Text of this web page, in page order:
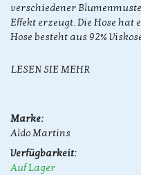
verschiedener
Effekt erzeugt. Die Hose hat
Hose besteht aus 92%
LESEN SIE MEHR
Marke:
Aldo Martins
Verfügbarkeit:
Auf Lager